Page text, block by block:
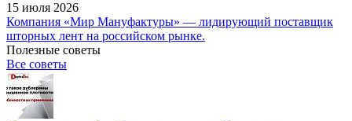
15 июля 2026
Компания «Мир Мануфактуры» — лидирующий поставщик
шторных лент на российском рынке.
Полезные советы
Все советы